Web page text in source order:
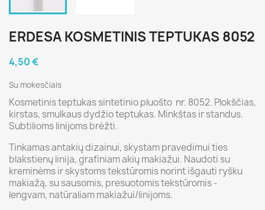
ERDESA KOSMETINIS TEPTUKAS 8052
4,50 €
Su mokesčiais
Kosmetinis teptukas sintetinio pluošto nr. 8052. Plokščias,
kirstas, smulkaus dydžio teptukas. Minkštas ir standus.
Subtilioms linijoms brėžti.
Tinkamas antakių dizainui, skystam pravedimui ties
blakstienų linija, grafiniam akių makiažui. Naudoti su
kreminėms ir skystoms tekstūromis norint išgauti ryšku
makiažą, su sausomis, presuotomis tekstūromis -
lengvam, natūraliam makiažui/linijoms.